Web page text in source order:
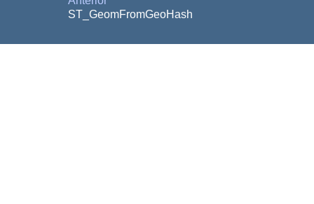
ST_GeomFromGeoHash